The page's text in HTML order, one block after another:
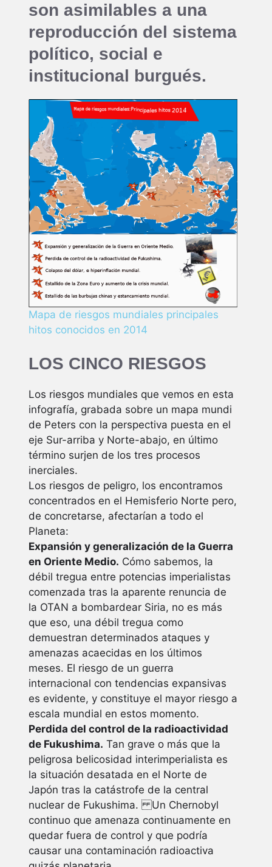
son asimilables a una
reproducción del sistema
político, social e
institucional burgués.
Mapa de riesgos mundiales principales
hitos conocidos en 2014
LOS CINCO RIESGOS
Los riesgos mundiales que vemos en esta
infografía, grabada sobre un mapa mundi
de Peters con la perspectiva puesta en el
eje Sur-arriba y Norte-abajo, en último
término surjen de los tres procesos
inerciales.
Los riesgos de peligro, los encontramos
concentrados en el Hemisferio Norte pero,
de concretarse, afectarían a todo el
Planeta:
Expansión y generalización de la Guerra
en Oriente Medio. Cómo sabemos, la
débil tregua entre potencias imperialistas
comenzada tras la aparente renuncia de
la OTAN a bombardear Siria, no es más
que eso, una débil tregua como
demuestran determinados ataques y
amenazas acaecidas en los últimos
meses. El riesgo de un guerra
internacional con tendencias expansivas
es evidente, y constituye el mayor riesgo a
escala mundial en estos momento.
Perdida del control de la radioactividad
de Fukushima. Tan grave o más que la
peligrosa belicosidad interimperialista es
la situación desatada en el Norte de
Japón tras la catástrofe de la central
nuclear de Fukushima. Un Chernobyl
continuo que amenaza continuamente en
quedar fuera de control y que podría
causar una contaminación radioactiva